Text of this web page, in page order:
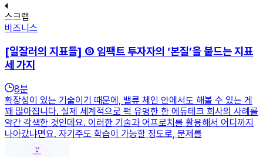
스크랩
비즈니스
[일잘러의 지표들] ⑤ 임팩트 투자자의 ‘본질’을 붙드는 지표
세 가지
8분
확장성이 있는 기술이기 때문에, 밸류 체인 안에서도 해볼 수 있는 게
꽤 많아집니다. 실제 세계적으로 퍽 유명한 한 에듀테크 회사의 사례를
약간 각색한 것인데요. 이러한 기술과 어프로치를 활용해서 어디까지
나아갔냐면요. 자기주도 학습이 가능할 정도로, 문제를